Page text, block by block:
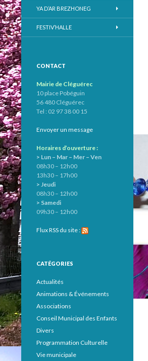
YA D’AR BREZHONEG
FESTIV’HALLE
CONTACT
Mairie de Cléguérec
10 place Pobéguin
56 480 Cléguérec
Tel : 02 97 38 00 15
Envoyer un message
Horaires d’ouverture :
> Lun – Mar – Mer – Ven
08h30 – 12h00
13h30 – 17h00
> Jeudi
08h30 – 12h00
> Samedi
09h30 – 12h00
Flux RSS du site :
CATÉGORIES
Actualités
Animations & Événements
Associations
Conseil Municipal des Enfants
Divers
Programmation Culturelle
Vie municipale